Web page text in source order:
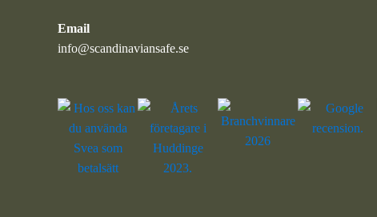
Email
info@scandinaviansafe.se